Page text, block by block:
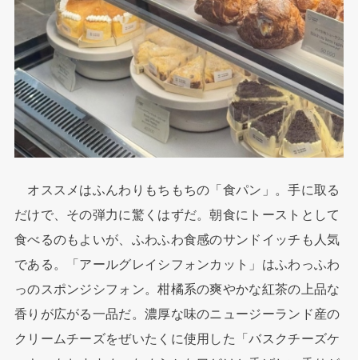
オススメはふんわりもちもちの「食パン」。手に取る
だけで、その弾力に驚くはずだ。朝食にトーストとして
食べるのもよいが、ふわふわ食感のサンドイッチも人気
である。「アールグレイシフォンカット」はふわっふわ
っのスポンジシフォン。柑橘系の爽やかな紅茶の上品な
香りが広がる一品だ。濃厚な味のニュージーランド産の
クリームチーズをぜいたくに使用した「バスクチーズケ